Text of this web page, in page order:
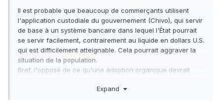
Il est probable que beaucoup de commerçants utilisent
l'application custodiale du gouvernement (Chivo), qui servir
de base à un système bancaire dans lequel l'État pourrait
se servir facilement, contrairement au liquide en dollars U.S.
qui est difficilement atteignable. Cela pourrait aggraver la
situation de la population.
Bref, l'opposé de ce qu'une adoption organique devrait
vrais canaux, liés à des vraies clés privées).
Expand